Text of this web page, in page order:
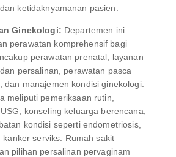
ketidaknyamanan pasien.
Ginekologi: Departemen ini
perawatan komprehensif bagi
perawatan prenatal, layanan
persalinan, perawatan pasca
dan manajemen kondisi ginekologi.
meliputi pemeriksaan rutin,
konseling keluarga berencana,
kondisi seperti endometriosis,
kanker serviks. Rumah sakit
pilihan persalinan pervaginam